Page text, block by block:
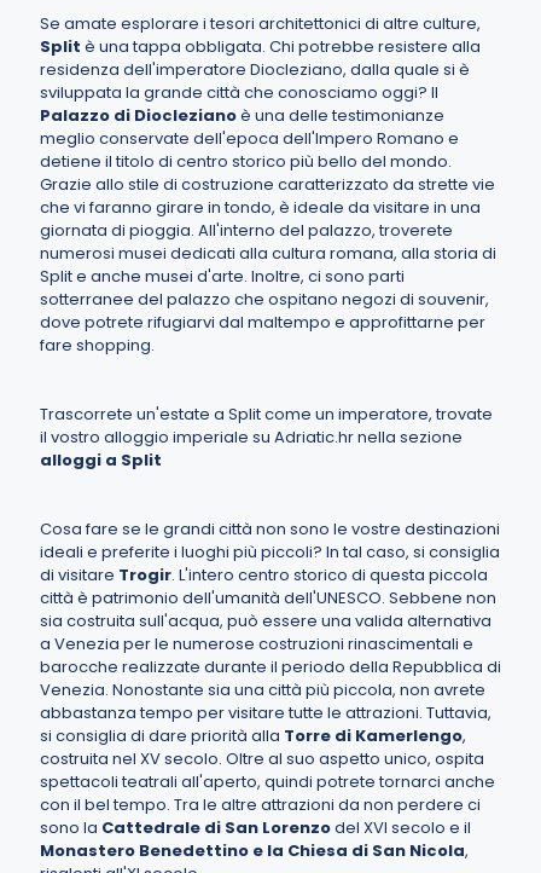
Se amate esplorare i tesori architettonici di altre culture,
Split è una tappa obbligata. Chi potrebbe resistere alla
residenza dell'imperatore Diocleziano, dalla quale si è
sviluppata la grande città che conosciamo oggi? Il
Palazzo di Dioclezianoè una delle testimonianze
meglio conservate dell'epoca dell'Impero Romano e
detiene il titolo di centro storico più bello del mondo.
Grazie allo stile di costruzione caratterizzato da strette vie
che vi faranno girare in tondo, è ideale da visitare in una
giornata di pioggia. All'interno del palazzo, troverete
numerosi musei dedicati alla cultura romana, alla storia di
Split e anche musei d'arte. Inoltre, ci sono parti
sotterranee del palazzo che ospitano negozi di souvenir,
dove potrete rifugiarvi dal maltempo e approfittarne per
fare shopping.
Trascorrete un'estate a Split come un imperatore, trovate
il vostro alloggio imperiale su Adriatic.hr nella sezione
alloggi a Split
Cosa fare se le grandi città non sono le vostre destinazioni
ideali e preferite i luoghi più piccoli? In tal caso, si consiglia
di visitare Trogir. L'intero centro storico di questa piccola
città è patrimonio dell'umanità dell'UNESCO. Sebbene non
sia costruita sull'acqua, può essere una valida alternativa
a Venezia per le numerose costruzioni rinascimentali e
barocche realizzate durante il periodo della Repubblica di
Venezia. Nonostante sia una città più piccola, non avrete
abbastanza tempo per visitare tutte le attrazioni. Tuttavia,
si consiglia di dare priorità alla Torre di Kamerlengo,
costruita nel XV secolo. Oltre al suo aspetto unico, ospita
spettacoli teatrali all'aperto, quindi potrete tornarci anche
con il bel tempo. Tra le altre attrazioni da non perdere ci
sono la Cattedrale di San Lorenzodel XVI secolo e il
Monastero Benedettino e la Chiesa di San Nicola,